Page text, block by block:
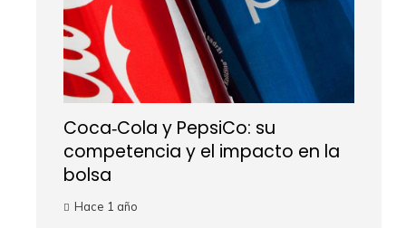
Coca‑Cola y PepsiCo: su
competencia y el impacto en la
bolsa
Hace 1 año